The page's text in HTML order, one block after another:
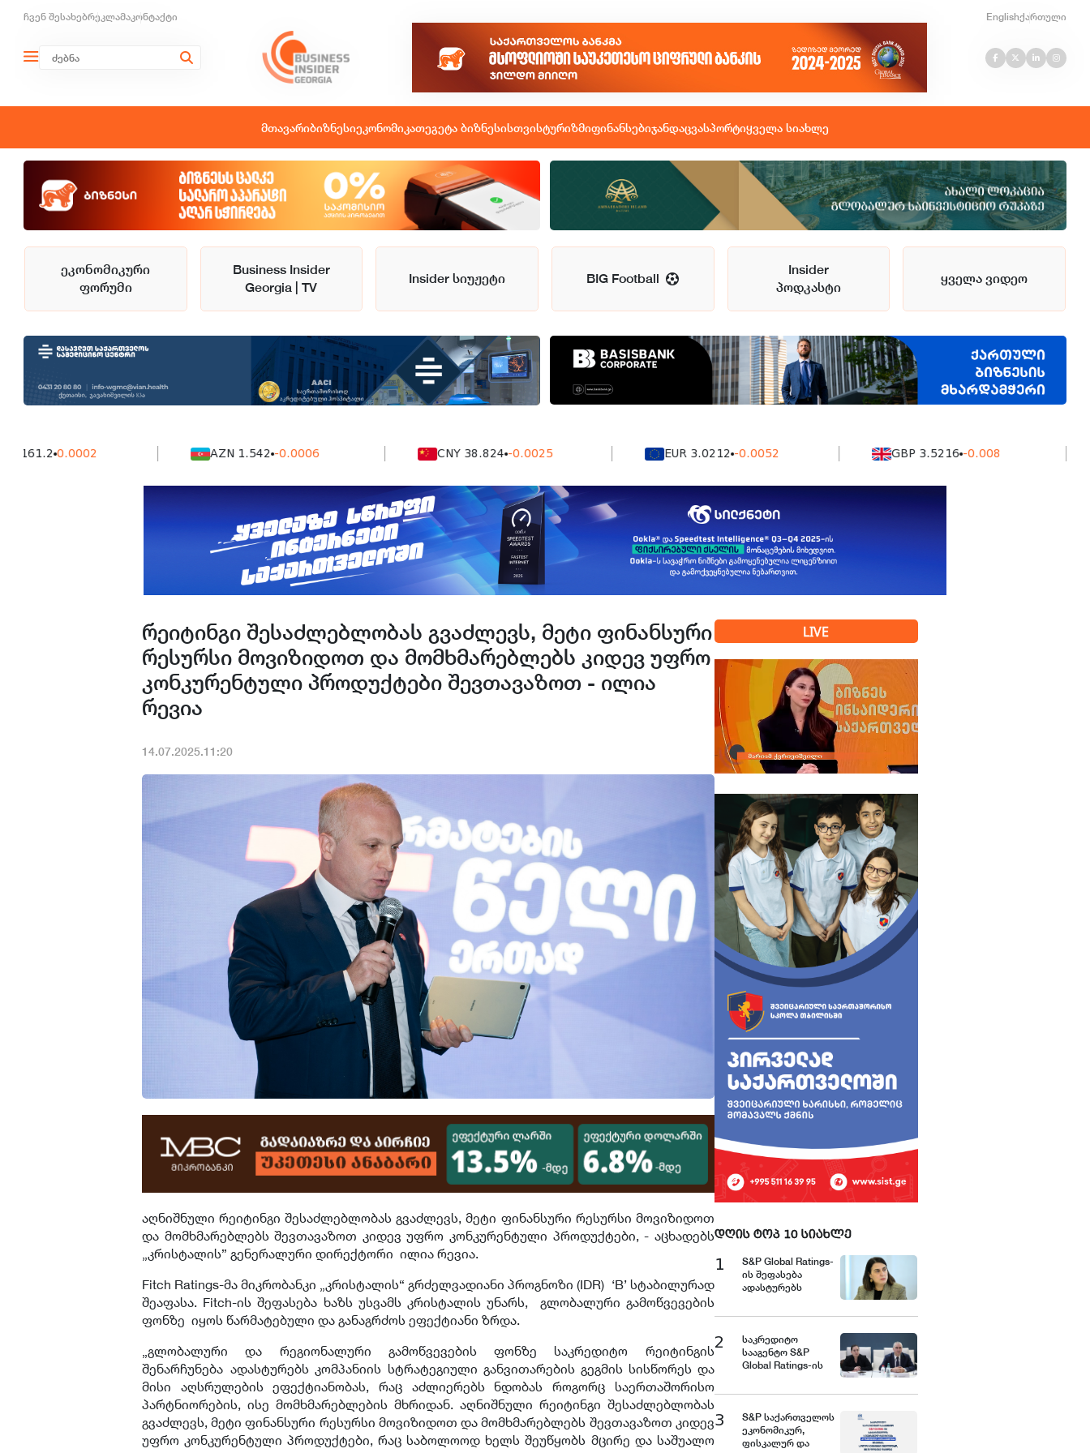
ჩვენ შესახებრეკლამაკონტაქტი Englishქართული
მთავარიბიზნესიეკონომიკათეგეტა ბიზნესისთვისტურიზმიფინანსებიჯანდაცვასპორტიყველა სიახლე
ეკონომიკური
ფორუმი
Business Insider
Georgia | TV
Insider სიუჟეტი BIG Football
Insider
პოდკასტი
ყველა ვიდეო
0.0002 AZN 1.542 -0.0006 CNY 38.824 -0.0025 EUR 3.0212 -0.0052 GBP 3.5216 -0.008
რეიტინგი შესაძლებლობას გვაძლევს, მეტი ფინანსური
რესურსი მოვიზიდოთ და მომხმარებლებს კიდევ უფრო
კონკურენტული პროდუქტები შევთავაზოთ - ილია
რევია
14.07.2025.11:20
აღნიშნული რეიტინგი შესაძლებლობას გვაძლევს, მეტი ფინანსური რესურსი მოვიზიდოთ
და მომხმარებლებს შევთავაზოთ კიდევ უფრო კონკურენტული პროდუქტები, - აცხადებს
„კრისტალის” გენერალური დირექტორი ილია რევია.
Fitch Ratings-მა მიკრობანკი „კრისტალის“ გრძელვადიანი პროგნოზი (IDR) ‘B’ სტაბილურად
შეაფასა. Fitch-ის შეფასება ხაზს უსვამს კრისტალის უნარს, გლობალური გამოწვევების
ფონზე იყოს წარმატებული და განაგრძოს ეფექტიანი ზრდა.
„გლობალური და რეგიონალური გამოწვევების ფონზე საკრედიტო რეიტინგის
შენარჩუნება ადასტურებს კომპანიის სტრატეგიული განვითარების გეგმის სისწორეს და
მისი აღსრულების ეფექტიანობას, რაც აძლიერებს ნდობას როგორც საერთაშორისო
პარტნიორების, ისე მომხმარებლების მხრიდან. აღნიშნული რეიტინგი შესაძლებლობას
გვაძლევს, მეტი ფინანსური რესურსი მოვიზიდოთ და მომხმარებლებს შევთავაზოთ კიდევ
უფრო კონკურენტული პროდუქტები, რაც საბოლოოდ ხელს შეუწყობს მცირე და საშუალო
LIVE
დღის ტოპ 10 სიახლე
1
S&P Global Ratings-
ის შეფასება
ადასტურებს
ეკონომიკის
ეროვნული ბანკის
პოლიტიკის
ეფექტიანობას -
2
საკრედიტო
სააგენტო S&P
Global Ratings-ის
საქართველო კვლავ
ეკონომიკური
ზრდის მაღალი
მაჩვენებლებისა და
3
S&P საქართველოს
ეკონომიკურ,
ფისკალურ და